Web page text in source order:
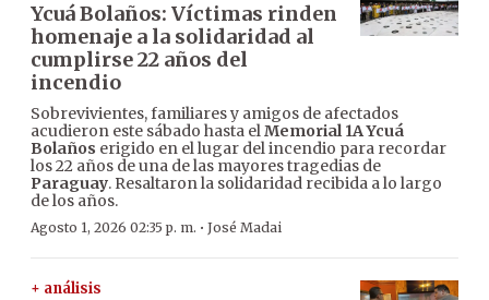
Ycuá Bolaños: Víctimas rinden
homenaje a la solidaridad al
cumplirse 22 años del
incendio
Sobrevivientes, familiares y amigos de afectados
acudieron este sábado hasta elMemorial 1A Ycuá
Bolaños erigido en el lugar del incendio para recordar
los 22 años de una de las mayores tragedias de
Paraguay. Resaltaron la solidaridad recibida a lo largo
de los años.
Agosto 1, 2026 02:35 p. m. · José Madai
+ análisis